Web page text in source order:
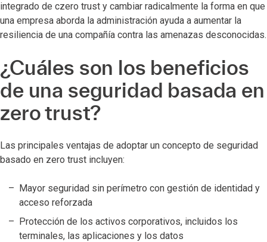
integrado de czero trust y cambiar radicalmente la forma en que
una empresa aborda la administración ayuda a aumentar la
resiliencia de una compañía contra las amenazas desconocidas.
¿Cuáles son los beneficios
de una seguridad basada en
zero trust?
Las principales ventajas de adoptar un concepto de seguridad
basado en zero trust incluyen:
Mayor seguridad sin perímetro con gestión de identidad y
acceso reforzada
Protección de los activos corporativos, incluidos los
terminales, las aplicaciones y los datos